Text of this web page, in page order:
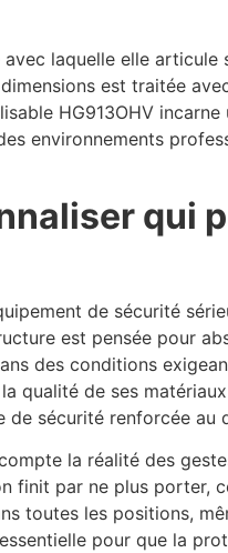
laquelle elle
est traitée
HG913OHV
environnements
qui
de sécurité
est pensée pour
des conditions
qualité de ses
de sécurité renforcée au
la réalité des
finit par ne plus porter,
toutes les positions,
pour que la